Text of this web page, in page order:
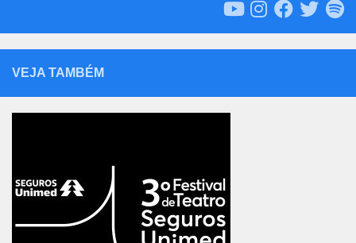
VEJA TAMBÉM